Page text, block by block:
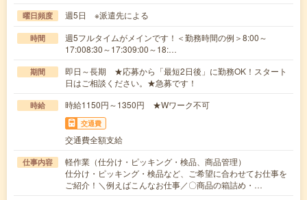
曜日頻度 週5日 ※派遣先による
時間
週5フルタイムがメインです！＜勤務時間の例＞8:00～
17:008:30～17:309:00～18:…
期間
即日～長期 ★応募から「最短2日後」に勤務OK！スタート
日はご相談ください。★急募です！
時給 時給1150円～1350円 ★Wワーク不可
交通費
交通費全額支給
仕事内容
軽作業（仕分け・ピッキング・検品、商品管理）
仕分け・ピッキング・検品など、ご希望に合わせてお仕事を
ご紹介！＼例えばこんなお仕事／〇商品の箱詰め・…